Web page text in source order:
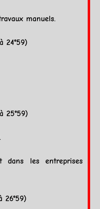
manuels.
24°59)
25°59)
dans les entreprises
26°59)